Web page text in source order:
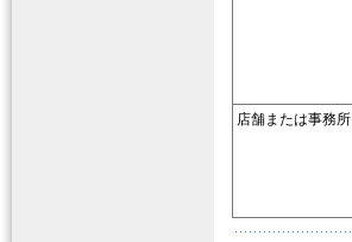
店舗または事務所